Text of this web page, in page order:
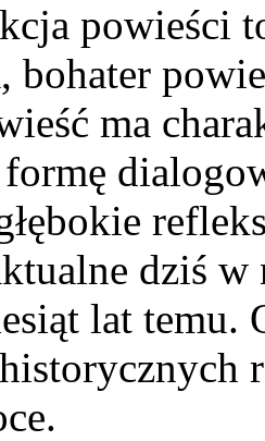
powieści
bohater
ma
dziś
lat